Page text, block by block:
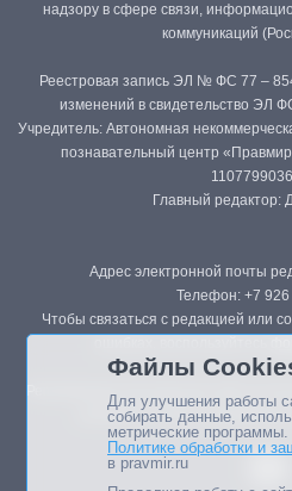
надзору в сфере связи,
коммуникаций
Реестровая запись ЭЛ № ФС 77 –
изменений в свидетельство ЭЛ
Учредитель: Автономная
познавательный центр
Главный редактор:
Адрес электронной почты
Телефон: +7 926
Чтобы связаться с редакцией или
Републикация материалов сайта в
возможна только с
Файлы
Для улучшения работы
собирать данные,
метрические программы.
Политике обработки и
в pravmir.ru